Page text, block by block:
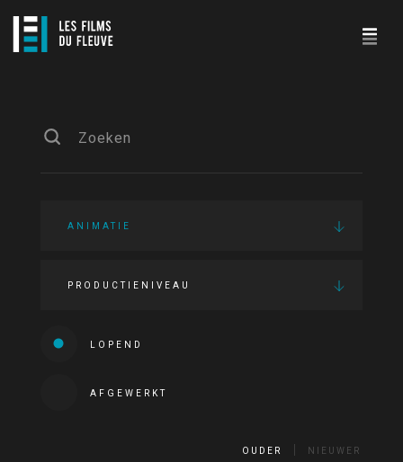
ANIMATIE
PRODUCTIENIVEAU
LOPEND
AFGEWERKT
OUDER NIEUWER